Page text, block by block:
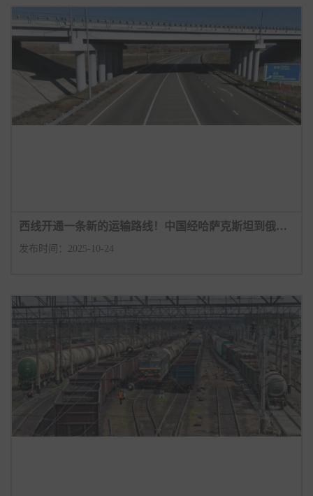
西线开通一条新的运输路线！中国经哈萨克斯坦到俄罗斯的最短路径！
发布时间：2025-10-24